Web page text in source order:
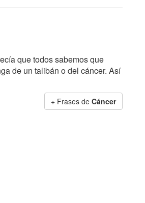
que todos sabemos que
de un talibán o del cáncer. Así
+ Frases de Cáncer